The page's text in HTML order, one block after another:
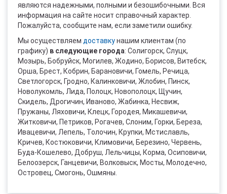
являются надежными, полными и безошибочными. Вся
информация на сайте носит справочный характер.
Пожалуйста, сообщите нам, если заметили ошибку.
Мы осуществляем доставкунашим клиентам (по
графику) в следующие города: Солигорск, Слуцк,
Мозырь, Бобруйск, Могилев, Жодино, Борисов, Витебск,
Орша, Брест, Кобрин, Барановичи, Гомель, Речица,
Светлогорск, Гродно, Калинковичи, Жлобин, Пинск,
Новолукомль, Лида, Полоцк, Новополоцк, Щучин,
Скидель, Дрогичин, Иваново, Жабинка, Несвиж,
Пружаны, Ляховичи, Клецк, Городея, Микашевичи,
Житковичи, Петриков, Рогачев, Слоним, Горки, Береза,
Ивацевичи, Лепель, Толочин, Крупки, Мстиславль,
Кричев, Костюковичи, Климовичи, Березино, Червень,
Буда-Кошелево, Добруш, Лельчицы, Корма, Осиповичи,
Белоозерск, Ганцевичи, Волковыск, Мосты, Молодечно,
Островец, Смогонь, Ошмяны.